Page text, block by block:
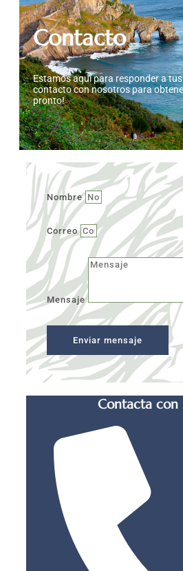
Contacto
Estamos aquí para responder a
contacto con nosotros para
pronto!
Nombre
Correo
Mensaje
Enviar mensaje
Contacta con